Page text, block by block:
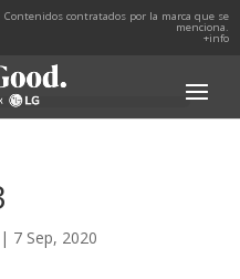
Contenidos contratados por la marca que se
menciona.
+info
| 7 Sep, 2020